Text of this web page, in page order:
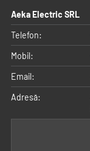
Aeka Electric SRL
Telefon:
Mobil:
Email:
Adresă: